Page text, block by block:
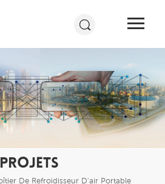
PROJETS
De Refroidisseur D'air Portable